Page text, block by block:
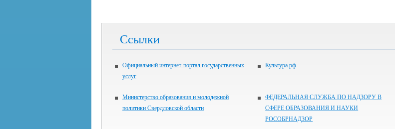
Ссылки
Официальный интернет-портал государственных
услуг
Культура.рф
Министерство образования и молодежной
политики Свердловской области
ФЕДЕРАЛЬНАЯ СЛУЖБА ПО НАДЗОРУ В
СФЕРЕ ОБРАЗОВАНИЯ И НАУКИ
РОСОБРНАДЗОР